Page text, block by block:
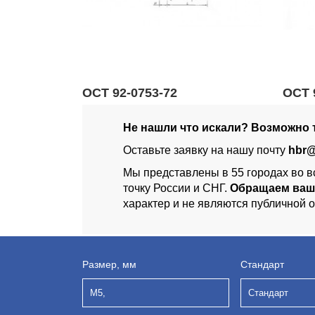
ОСТ 92-0753-72 ОСТ
Не нашли что искали? Возможно
Оставьте заявку на нашу почту
Мы представлены в 55 городах во
точку России и СНГ. Обращаем
характер и не являются публичной
Размер, мм
М5,
Стандарт
Стандарт